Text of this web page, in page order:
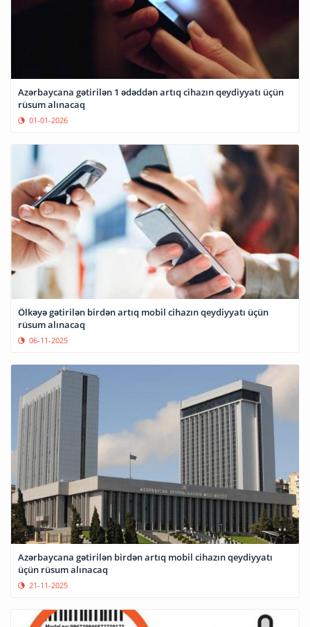
Azərbaycana gətirilən 1 ədəddən artıq cihazın qeydiyyatı üçün
rüsum alınacaq
01-01-2026
Ölkəyə gətirilən birdən artıq mobil cihazın qeydiyyatı üçün
rüsum alınacaq
06-11-2025
Azərbaycana gətirilən birdən artıq mobil cihazın qeydiyyatı
üçün rüsum alınacaq
21-11-2025